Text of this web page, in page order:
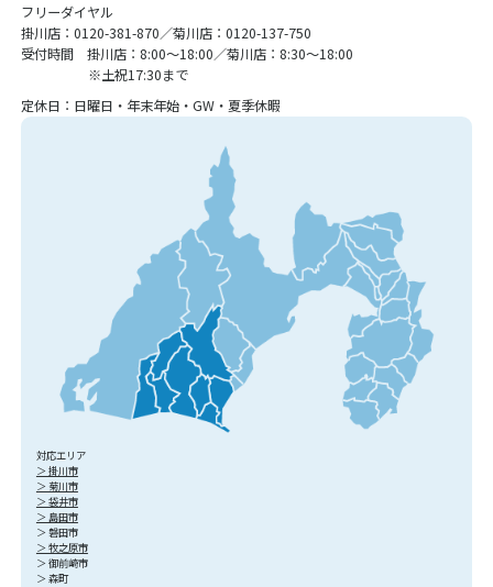
フリーダイヤル
掛川店：0120-381-870／菊川店：0120-137-750
受付時間 掛川店：8:00〜18:00／菊川店：8:30〜18:00
※土祝17:30まで
定休日：日曜日・年末年始・GW・夏季休暇
対応エリア
＞ 掛川市
＞ 菊川市
＞ 袋井市
＞ 島田市
＞ 磐田市
＞ 牧之原市
＞ 御前崎市
＞ 森町